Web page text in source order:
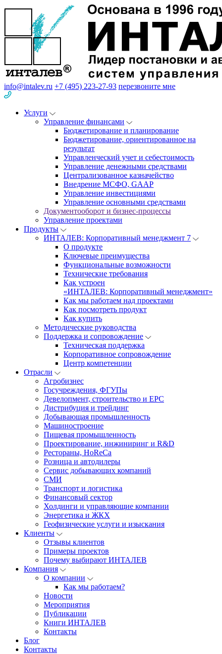
info@intalev.ru +7 (495) 223-27-93 перезвоните мне
Услуги
Управление финансами
Бюджетирование и планирование
Бюджетирование, ориентированное на
результат
Управленческий учет и себестоимость
Управление денежными средствами
Централизованное казначейство
Внедрение МСФО, GAAP
Управление инвестициями
Управление основными средствами
Документооборот и бизнес-процессы
Управление проектами
Продукты
ИНТАЛЕВ: Корпоративный менеджмент 7
О продукте
Ключевые преимущества
Функциональные возможности
Технические требования
Как устроен
«ИНТАЛЕВ: Корпоративный менеджмент»
Как мы работаем над проектами
Как посмотреть продукт
Как купить
Методические руководства
Поддержка и сопровождение
Техническая поддержка
Корпоративное сопровождение
Центр компетенции
Отрасли
Агробизнес
Госучреждения, ФГУПы
Девелопмент, строительство и EPC
Дистрибуция и трейдинг
Добывающая промышленность
Машиностроение
Пищевая промышленность
Проектирование, инжиниринг и R&D
Рестораны, HoReCa
Розница и автодилеры
Сервис добывающих компаний
СМИ
Транспорт и логистика
Финансовый сектор
Холдинги и управляющие компании
Энергетика и ЖКХ
Геофизические услуги и изыскания
Клиенты
Отзывы клиентов
Примеры проектов
Почему выбирают ИНТАЛЕВ
Компания
О компании
Как мы работаем?
Новости
Мероприятия
Публикации
Книги ИНТАЛЕВ
Контакты
Блог
Контакты